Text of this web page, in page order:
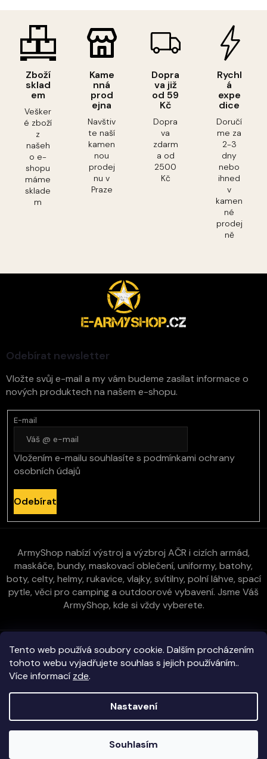
Tento web používá soubory cookie. Dalším procházením
tohoto webu vyjadřujete souhlas s jejich používáním..
Více informací zde.
Nastavení
Souhlasím
Veškeré zboží skladem na prodejně i e-shopu!
Zboží
sklad
em
Vešker
é zboží
z
našeh
o e-
shopu
máme
sklade
m
Kame
nná
prod
ejna
Navštiv
te naší
kamen
nou
prodej
nu v
Praze
Dopra
va již
od 59
Kč
Dopra
va
zdarm
a od
2500
Kč
Rychl
á
expe
dice
Doručí
me za
2-3
dny
nebo
ihned
v
kamen
né
prodej
ně
Odebírat newsletter
Vložte svůj e-mail a my vám budeme zasílat informace o
nových produktech na našem e-shopu.
E-mail
Vložením e-mailu souhlasíte s podmínkami ochrany
osobních údajů
Odebírat
ArmyShop nabízí výstroj a výzbroj AČR i cizích armád,
maskáče, bundy, maskovací oblečení, uniformy, batohy,
boty, celty, helmy, rukavice, vlajky, svítilny, polní láhve, spací
pytle, věci pro camping a outdoorové vybavení. Jsme Váš
ArmyShop, kde si vždy vyberete.
Zákaznická péče
Vše o nákupu
E-ArmyShop.cz . Všechna práva vyhrazena.